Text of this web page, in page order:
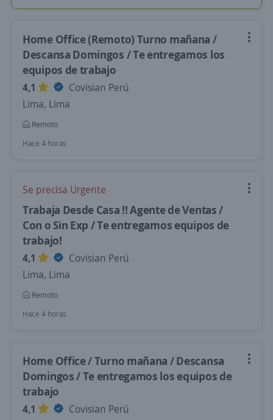
Home Office (Remoto) Turno mañana /
Descansa Domingos / Te entregamos los
equipos de trabajo
4,1
Covisian Perú
Lima, Lima
Remoto
Hace 4 horas
Se precisa Urgente
Trabaja Desde Casa !! Agente de Ventas /
Con o Sin Exp / Te entregamos equipos de
trabajo!
4,1
Covisian Perú
Lima, Lima
Remoto
Hace 4 horas
Home Office / Turno mañana / Descansa
Domingos / Te entregamos los equipos de
trabajo
4,1
Covisian Perú